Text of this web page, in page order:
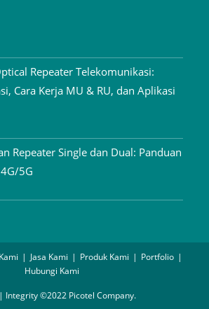
Repeater Telekomunikasi:
Cara Kerja MU & RU, dan Aplikasi
Repeater Single dan Dual: Panduan
5G
Jasa Kami Produk Kami
Portfolio
Hubungi Kami
Integrity ©2022 Picotel Company.